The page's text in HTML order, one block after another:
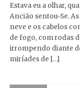
Estava eu a olhar,
Ancião sentou-Se.
neve e os cabelos
de fogo, com rodas
irrompendo diante
miríades de […]